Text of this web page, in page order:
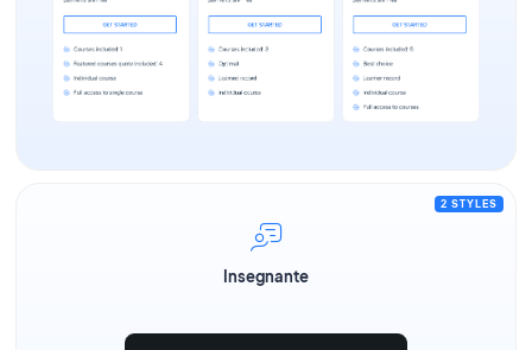
2 STYLES
Insegnante